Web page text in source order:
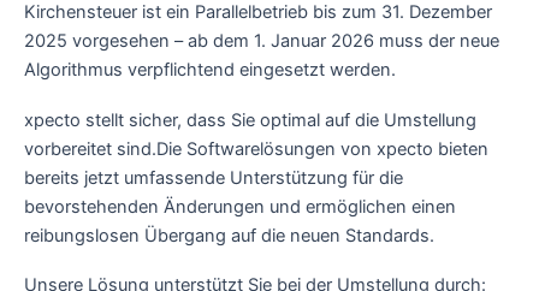
Kirchensteuer ist ein Parallelbetrieb bis zum 31. Dezember
2025 vorgesehen – ab dem 1. Januar 2026 muss der neue
Algorithmus verpflichtend eingesetzt werden.
xpecto stellt sicher, dass Sie optimal auf die Umstellung
vorbereitet sind.Die Softwarelösungen von xpecto bieten
bereits jetzt umfassende Unterstützung für die
bevorstehenden Änderungen und ermöglichen einen
reibungslosen Übergang auf die neuen Standards.
Unsere Lösung unterstützt Sie bei der Umstellung durch: